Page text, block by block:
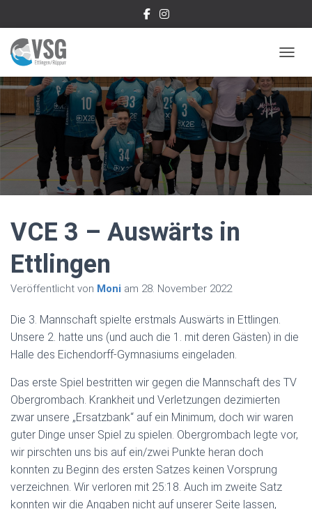
VCE 3 – Auswärts in
Ettlingen
Veröffentlicht von Moni am 28. November 2022
Die 3. Mannschaft spielte erstmals Auswärts in Ettlingen.
Unsere 2. hatte uns (und auch die 1. mit deren Gästen) in die
Halle des Eichendorff-Gymnasiums eingeladen.
Das erste Spiel bestritten wir gegen die Mannschaft des TV
Obergrombach. Krankheit und Verletzungen dezimierten
zwar unsere „Ersatzbank“ auf ein Minimum, doch wir waren
guter Dinge unser Spiel zu spielen. Obergrombach legte vor,
wir pirschten uns bis auf ein/zwei Punkte heran doch
konnten zu Beginn des ersten Satzes keinen Vorsprung
verzeichnen. Wir verloren mit 25:18. Auch im zweite Satz
konnten wir die Angaben nicht auf unserer Seite lassen,